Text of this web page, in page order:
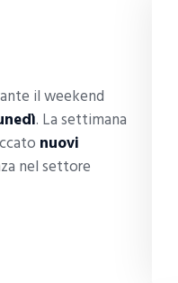
il weekend
. La settimana
nuovi
nel settore